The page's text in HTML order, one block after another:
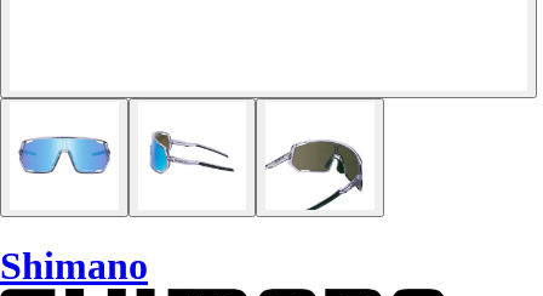
Shimano